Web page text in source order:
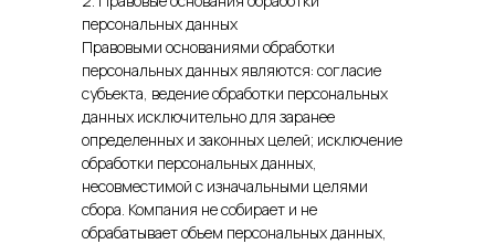
персональных данных
Правовыми основаниями обработки
персональных данных являются: согласие
субъекта, ведение обработки персональных
данных исключительно для заранее
определенных и законных целей; исключение
обработки персональных данных,
несовместимой с изначальными целями
сбора. Компания не собирает и не
обрабатывает объем персональных данных,